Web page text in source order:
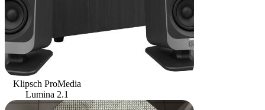
Klipsch ProMedia
Lumina 2.1